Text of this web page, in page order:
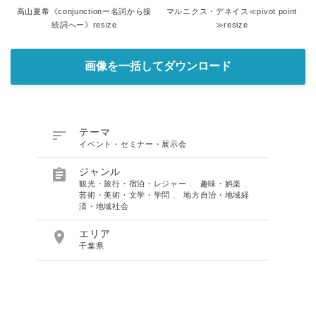
高山夏希《conjunctionー名詞から接
続詞へー》resize
マルニクス・デネイス≪pivot point
≫resize
画像を一括してダウンロード
 テーマ
イベント・セミナー・展示会
 ジャンル
観光・旅行・宿泊・レジャー 趣味・娯楽
芸術・美術・文学・学問
、地方自治・地域経
済・地域社会
 エリア
千葉県